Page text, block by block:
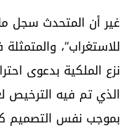
غير أن المتحدث سجل ما
للاستغراب”،
نزع الملكية بدعوى
الذي تم فيه الترخيص
بموجب نفس التصميم